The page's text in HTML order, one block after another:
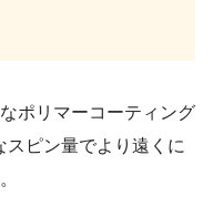
ポリマーコーティング
スピン量でより遠くに